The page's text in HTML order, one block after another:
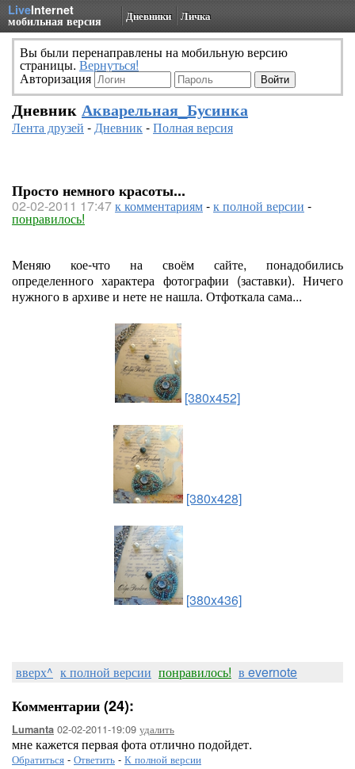
LiveInternet
мобильная версия Дневники Личка
Вы были перенаправлены на мобильную версию
страницы. Вернуться!
Авторизация
Дневник Акварельная_Бусинка
Лента друзей -Дневник-Полная версия
Просто немного красоты...
02-02-2011 17:47к комментариям-к полной версии -
понравилось!
Меняю кое-что на своём сайте, понадобились
определенного характера фотографии (заставки). Ничего
нужного в архиве и нете не нашла. Отфоткала сама...
[380x452]
[380x428]
[380x436]
вверх^ к полной версии понравилось! в evernote
Комментарии (24):
Lumanta 02-02-2011-19:09 удалить
мне кажется первая фота отлично подойдет.
Обратиться - Ответить - К полной версии